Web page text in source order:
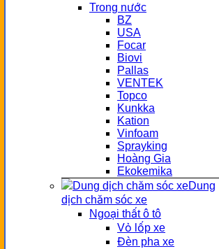
Trong nước
BZ
USA
Focar
Biovi
Pallas
VENTEK
Topco
Kunkka
Kation
Vinfoam
Sprayking
Hoàng Gia
Ekokemika
Dung
dịch chăm sóc xe
Ngoại thất ô tô
Vỏ lốp xe
Đèn pha xe